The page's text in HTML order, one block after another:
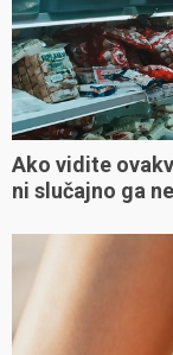
Ako vidite
ni slučajno ga